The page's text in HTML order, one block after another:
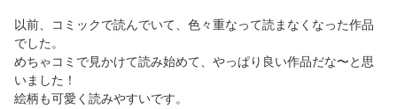
以前、コミックで読んでいて、色々重なって読まなくなった作品
でした。
めちゃコミで見かけて読み始めて、やっぱり良い作品だな〜と思
いました！
絵柄も可愛く読みやすいです。